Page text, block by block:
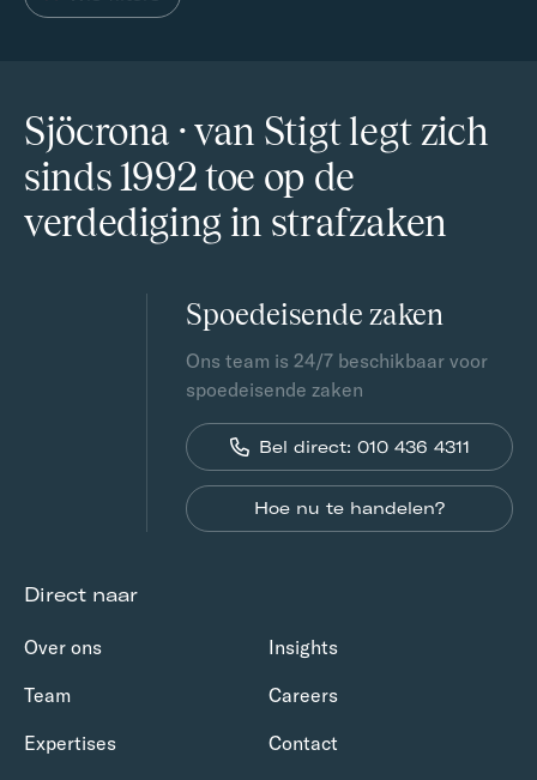
Sjöcrona · van Stigt legt zich
sinds 1992 toe op de
verdediging in strafzaken
Spoedeisende zaken
Ons team is 24/7 beschikbaar voor
spoedeisende zaken
Bel direct: 010 436 4311
Hoe nu te handelen?
Direct naar
Over ons
Insights
Team
Careers
Expertises
Contact